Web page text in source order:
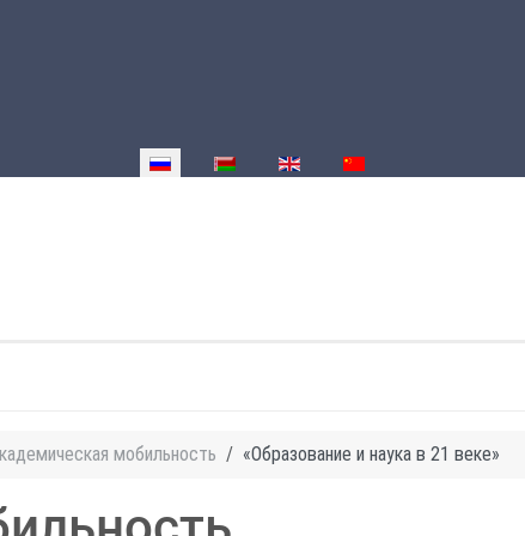
Выберите язык
мобильность «Образование и наука в 21 веке»